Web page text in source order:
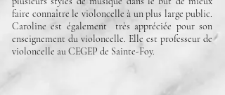
faire connaître le violoncelle à un plus large public.
Caroline est également très appréciée pour son
enseignement du violoncelle. Elle est professeur de
violoncelle au CEGEP de Sainte-Foy.